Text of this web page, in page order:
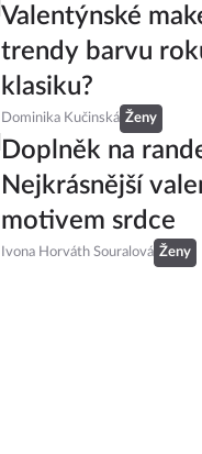
Valentýnské
trendy barvu
klasiku?
Dominika Kučinská Ženy
Doplněk na
Nejkrásnější
motivem srdce
Ivona Horváth Souralová Ženy